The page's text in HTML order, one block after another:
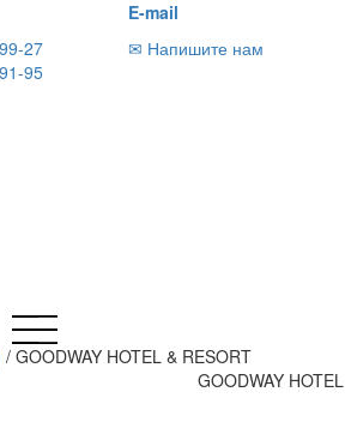
27
95
E-mail
✉ Напишите нам
/ GOODWAY HOTEL & RESORT
GOODWAY